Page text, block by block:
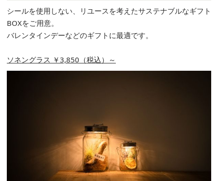
シールを使用しない、リユースを考えたサステナブルなギフト
BOXをご用意。
バレンタインデーなどのギフトに最適です。
ソネングラス ￥3,850（税込）～